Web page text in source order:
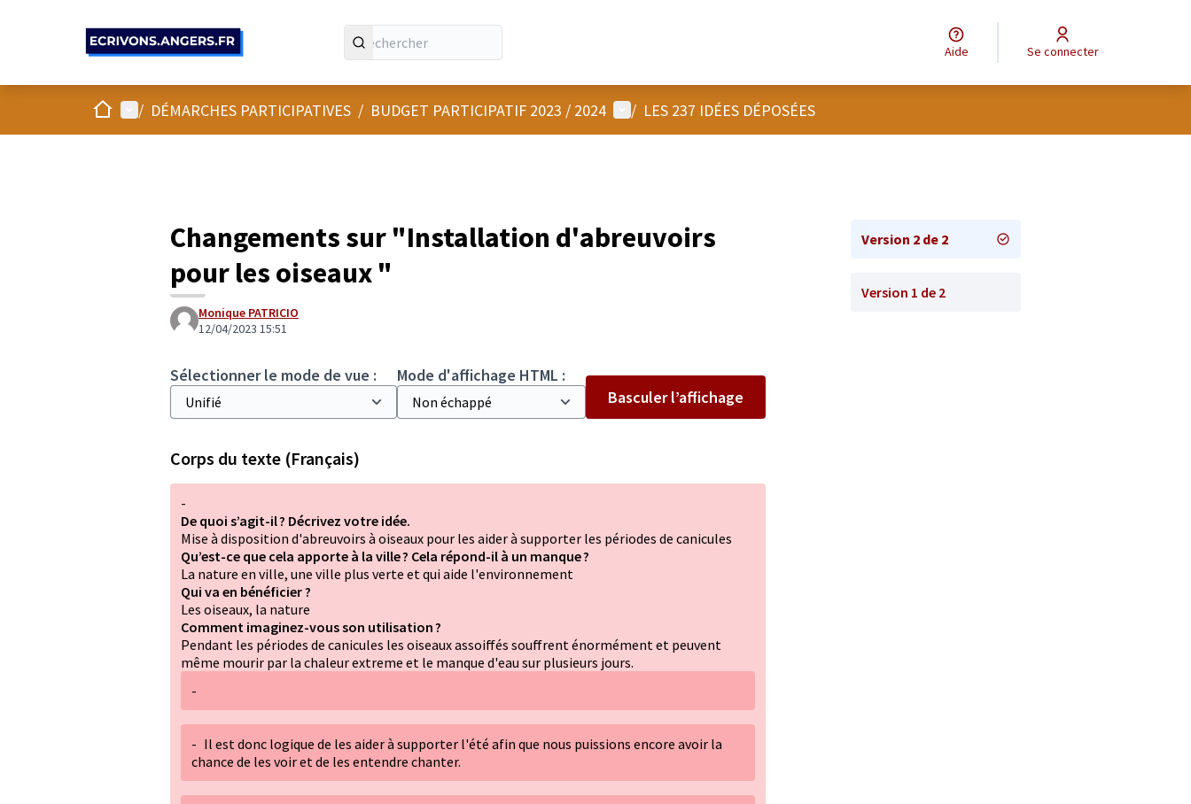
Aide Se connecter
AccueilMenu principal
/ DÉMARCHES PARTICIPATIVES / BUDGET PARTICIPATIF 2023 / 2024 Menu utilisateur
/ LES 237 IDÉES DÉPOSÉES
Changements sur "Installation d'abreuvoirs
pour les oiseaux "
Monique PATRICIO
12/04/2023 15:51
Sélectionner le mode de vue :
Mode d'affichage HTML :
Basculer l’affichage
Corps du texte (Français)
-
De quoi s’agit-il ? Décrivez votre idée.
Mise à disposition d'abreuvoirs à oiseaux pour les aider à supporter les périodes de canicules
Qu’est-ce que cela apporte à la ville ? Cela répond-il à un manque ?
La nature en ville, une ville plus verte et qui aide l'environnement
Qui va en bénéficier ?
Les oiseaux, la nature
Comment imaginez-vous son utilisation ?
Pendant les périodes de canicules les oiseaux assoiffés souffrent énormément et peuvent
même mourir par la chaleur extreme et le manque d'eau sur plusieurs jours.
-
- Il est donc logique de les aider à supporter l'été afin que nous puissions encore avoir la
chance de les voir et de les entendre chanter.
Version 2 de 2
Version 1 de 2